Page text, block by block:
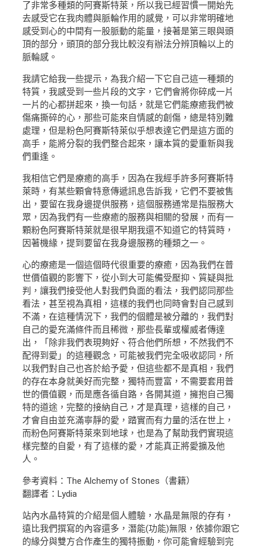
了非常多種類的阿賽斯特萊，所以我已經習慣一開始先
去感受它在我肉體與脈輪作用的感覺，可以非常明確地
感受到心的中間有一股脈動的能量，接著是第三眼與頭
頂的部分，頭頂的部分我比較沒有辦法分辨頂輪以上的
脈輪感。
我請它給我一些提示，為我介紹一下它自己這一種類的
特質，我感受到一些片段的文字，它們會將你碎成一片
一片的心都拼起來，換一句話，就是它們能療癒我們被
傷痛撕碎的心，那些可能來自情感的創傷，總是特別難
處理，但是粉色阿賽斯特萊似乎想表達它們是這方面的
高手，能將分裂的我們整合起來，讓本質的愛重新與我
們重逢。
我相信它們是療癒的高手，因為在我經手許多阿賽斯特
萊時，有某些顆會特意傳遞訊息告訴我，它們不要被售
出，要留在我身邊提供服務，這個服務通常是指服務大
眾，因為我們有一些療癒的服務與相關的發展，而有一
顆粉色阿賽斯特萊就是很早期我還不知道它的特質時，
因著機緣，提到要留在我身邊服務的種類之一。
心的療癒是一個這個時代很重要的療癒，因為我們在普
世價值觀的影響下，從小到大可能備受壓抑、質疑與批
判，讓我們接受他人對我們負面的看法，我們認同那些
看法，甚至視為真相，這樣的我們也同時會對自己感到
不滿，在這種情況下，我們的個體是被分離的，我們對
自己的愛充滿條件而且稀微，那些長輩或權威者傳達
出，「除非我們表現夠好、符合他們所想，不然我們不
配得到愛」的這種觀念，可能被我們完全吸收認同，所
以我們對自己也吝於給予愛，但這些都不是真相，我們
的存在本身就美好而完整，獨特而豐富，不需要套用普
世的價值觀，而是應各循自路，各開其道，擁抱自己獨
特的道途，完整的接納自己，才是真理，這樣的自己，
才會自由並充滿寧靜的愛，踏實而有力量的活在世上，
而粉色阿賽斯特萊來到地球，也是為了幫助我們實現這
樣完整的自愛，有了這樣的愛，才能真正將愛擴及他
人。
參考資料：The Alchemy of Stones（書籍）
翻譯者：Lydia
站內水晶特質的介紹是個人體驗，水晶是無限的存有，
遠比我們撰寫的內容還多，潛能(功能)無限，依據你跟它
的緣分與雙方合作產生的獨特振動，你可能會經驗到完